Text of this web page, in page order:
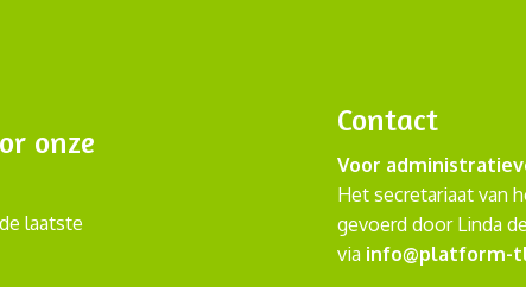
onze
laatste
Contact
Voor
Het secretariaat van
gevoerd door Linda
via info@platform-